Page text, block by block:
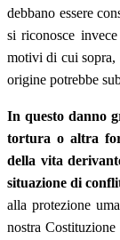
debbano essere
si riconosce
motivi di cui sopra,
origine potrebbe
In questo danno
tortura o altra
della vita
situazione di
alla protezione
nostra